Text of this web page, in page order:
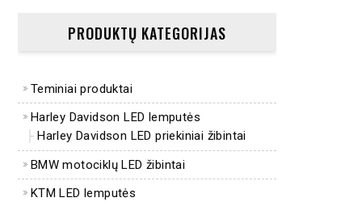
PRODUKTŲ KATEGORIJAS
Teminiai produktai
Harley Davidson LED lemputės
Harley Davidson LED priekiniai žibintai
BMW motociklų LED žibintai
KTM LED lemputės